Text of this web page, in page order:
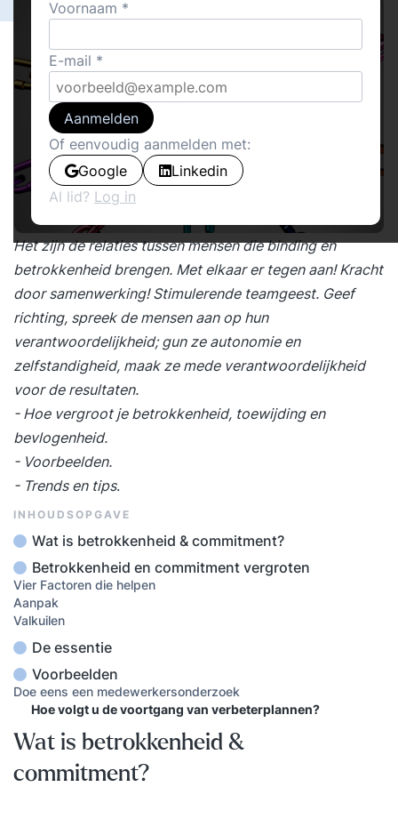
Het zijn de relaties tussen mensen die binding en
betrokkenheid brengen. Met elkaar er tegen aan! Kracht
door samenwerking! Stimulerende teamgeest. Geef
richting, spreek de mensen aan op hun
verantwoordelijkheid; gun ze autonomie en
zelfstandigheid, maak ze mede verantwoordelijkheid
voor de resultaten.
- Hoe vergroot je betrokkenheid, toewijding en
bevlogenheid.
- Voorbeelden.
- Trends en tips.
INHOUDSOPGAVE
Wat is betrokkenheid & commitment?
Betrokkenheid en commitment vergroten
Vier Factoren die helpen
Aanpak
Valkuilen
De essentie
Voorbeelden
Doe eens een medewerkersonderzoek
Hoe volgt u de voortgang van verbeterplannen?
Wat is betrokkenheid &
commitment?
Voornaam
E-mail
Aanmelden
Of eenvoudig aanmelden met:
Google
Linkedin
Al lid? Log in